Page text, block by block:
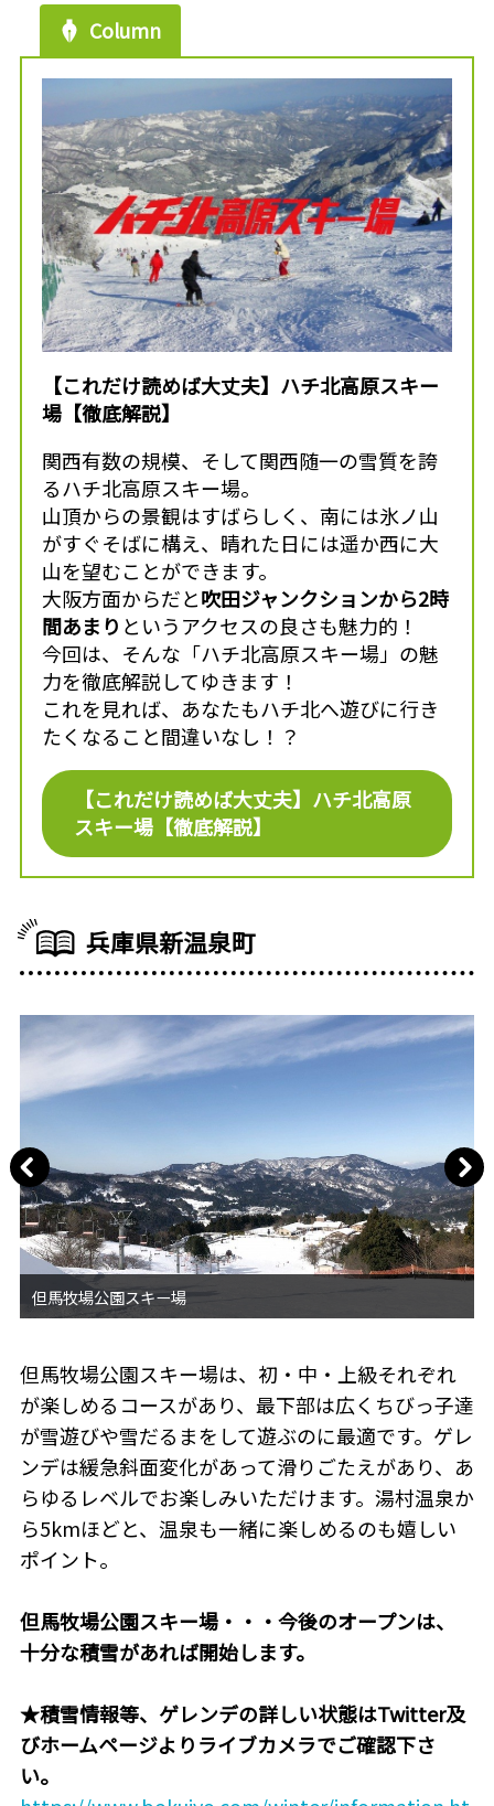
Column
【これだけ読めば大丈夫】ハチ北高原スキー
場【徹底解説】
関西有数の規模、そして関西随一の雪質を誇
るハチ北高原スキー場。
山頂からの景観はすばらしく、南には氷ノ山
がすぐそばに構え、晴れた日には遥か西に大
山を望むことができます。
大阪方面からだと吹田ジャンクションから2時
間あまり というアクセスの良さも魅力的！
今回は、そんな「ハチ北高原スキー場」の魅
力を徹底解説してゆきます！
これを見れば、あなたもハチ北へ遊びに行き
たくなること間違いなし！？
【これだけ読めば大丈夫】ハチ北高原
スキー場【徹底解説】
兵庫県新温泉町
但馬牧場公園スキー場は、初・中・上級それぞれ
が楽しめるコースがあり、最下部は広くちびっ子達
が雪遊びや雪だるまをして遊ぶのに最適です。ゲレ
ンデは緩急斜面変化があって滑りごたえがあり、あ
らゆるレベルでお楽しみいただけます。湯村温泉か
ら5kmほどと、温泉も一緒に楽しめるのも嬉しい
ポイント。
但馬牧場公園スキー場・・・ 今後のオープンは、
十分な積雪があれば開始します。
★積雪情報等、ゲレンデの詳しい状態はTwitter及
びホームページよりライブカメラでご確認下さ
い。